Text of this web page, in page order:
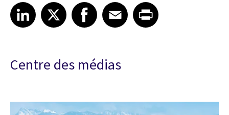
Share article on LinkedIn
LinkedIn
Share article on XShare article on Facebook
Facebook
Share article on Email
EmailShare article on Print
Centre des médias